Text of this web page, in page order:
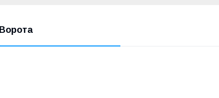
Ворота